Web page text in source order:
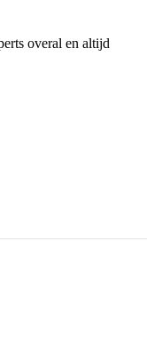
overal en altijd